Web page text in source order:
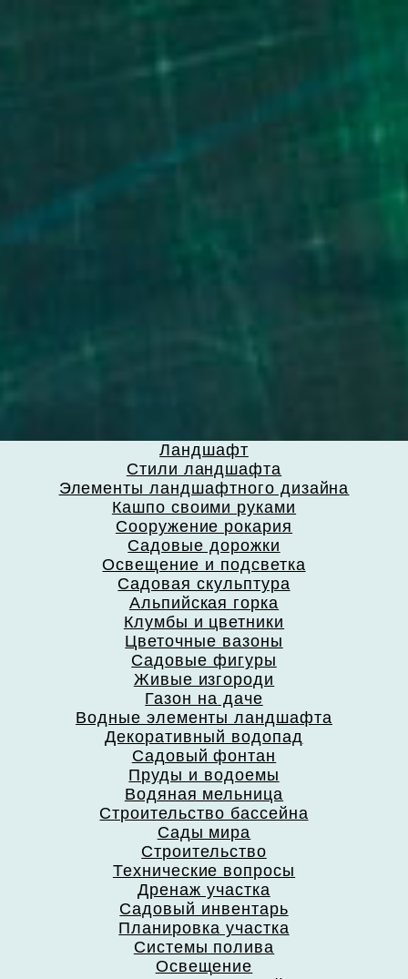
Ландшафт
Стили ландшафта
Элементы ландшафтного дизайна
Кашпо своими руками
Сооружение рокария
Садовые дорожки
Освещение и подсветка
Садовая скульптура
Альпийская горка
Клумбы и цветники
Цветочные вазоны
Садовые фигуры
Живые изгороди
Газон на даче
Водные элементы ландшафта
Декоративный водопад
Садовый фонтан
Пруды и водоемы
Водяная мельница
Строительство бассейна
Сады мира
Строительство
Технические вопросы
Дренаж участка
Садовый инвентарь
Планировка участка
Системы полива
Освещение